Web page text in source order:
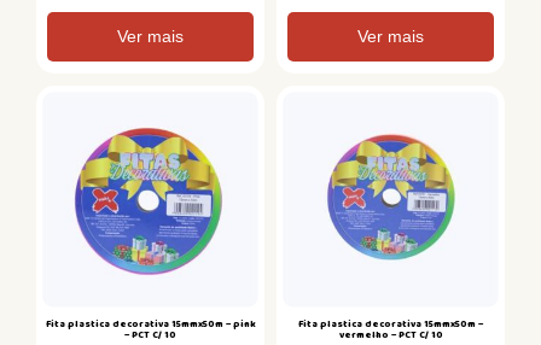
Ver mais Ver mais
Fita plastica decorativa 15mmx50m – pink
– PCT C/ 10
Fita plastica decorativa 15mmx50m –
vermelho – PCT C/ 10